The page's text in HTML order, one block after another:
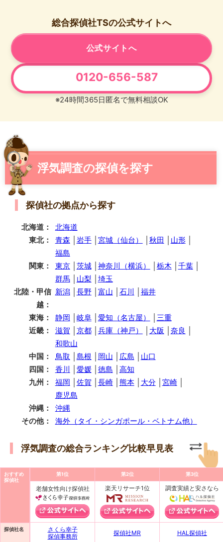
総合探偵社TSの公式サイトへ
公式サイトへ
0120-656-587
※24時間365日匿名で無料相談OK
浮気調査の探偵を探す
探偵社の拠点から探す
北海道：
北海道
東北：
青森 岩手│ 宮城（仙台） 秋田 山形│
福島
関東：
東京│ 茨城│ 神奈川（横浜） 栃木│ 千葉│
群馬│ 山梨
埼玉
北陸・甲信
越：
新潟│ 長野│ 富山 石川 福井
東海： 静岡 岐阜│ 愛知（名古屋）
三重
近畿：
滋賀 京都│ 兵庫（神戸） 大阪 奈良
和歌山
中国：
鳥取 島根 岡山 広島
山口
四国：
香川 愛媛│ 徳島
高知
九州：
福岡 佐賀 長崎│ 熊本│ 大分│ 宮崎│
鹿児島
沖縄：
沖縄
その他：
海外（タイ・シンガポール・ベトナム他）
浮気調査の総合ランキング比較早見表
おすすめ
探偵社
第1位 第2位 第3位
老舗女性向け探偵社 楽天リサーチ1位 調査実績と安さなら
探偵社名
さくら幸子
探偵事務所
探偵社MR HAL探偵社